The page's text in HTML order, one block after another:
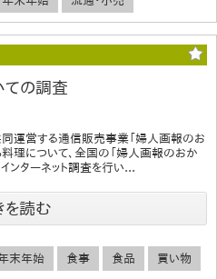
ての調査
同運営する通信販売事業「婦人画報のお
理について、全国の「婦人画報のおか
ンターネット調査を行い...
を読む
末年始 食事 食品 買い物